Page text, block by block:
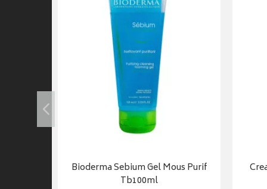
Bioderma Sebium Gel Mous Purif
Tb100ml